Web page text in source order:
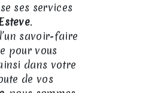
ses services
.
savoir-faire
pour vous
dans votre
de vos